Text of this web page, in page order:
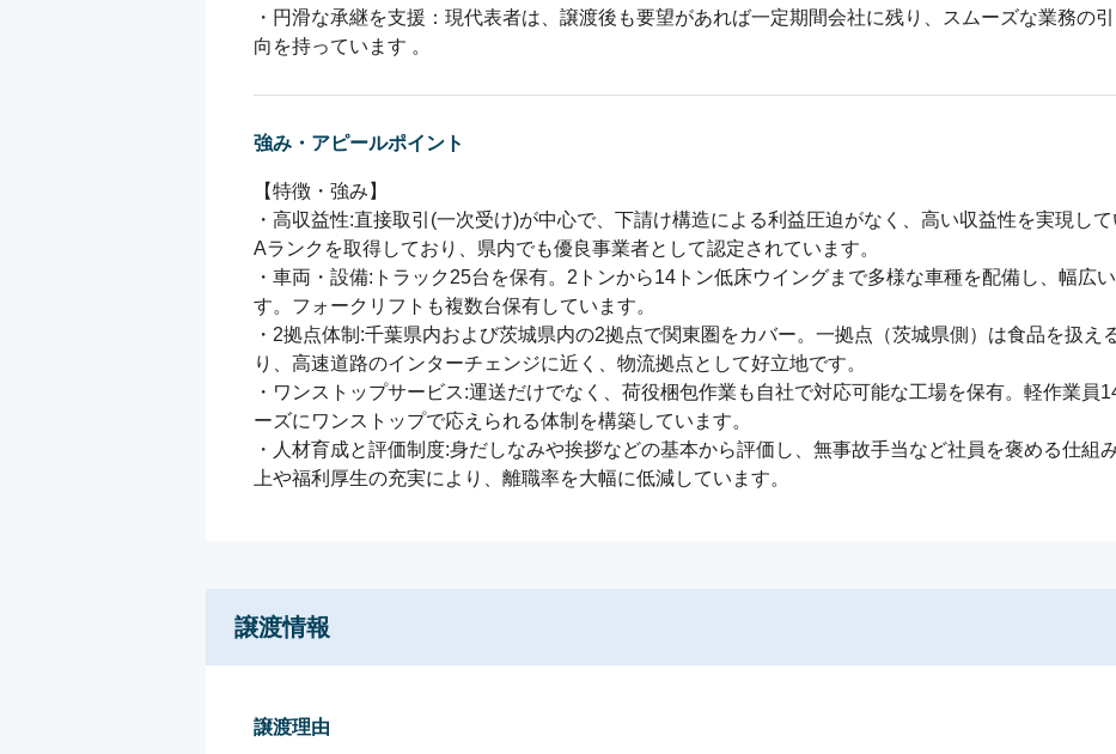
・円滑な承継を支援：現代表者は、譲渡後も要望があれば一定期間会社に残り、スムーズな業務の
向を持っています 。
強み・アピールポイント
【特徴・強み】
・高収益性:直接取引(一次受け)が中心で、下請け構造による利益圧迫がなく、高い収益性を実現し
Aランクを取得しており、県内でも優良事業者として認定されています。
・車両・設備:トラック25台を保有。2トンから14トン低床ウイングまで多様な車種を配備し、幅広
す。フォークリフトも複数台保有しています。
・2拠点体制:千葉県内および茨城県内の2拠点で関東圏をカバー。一拠点（茨城県側）は食品を扱え
り、高速道路のインターチェンジに近く、物流拠点として好立地です。
・ワンストップサービス:運送だけでなく、荷役梱包作業も自社で対応可能な工場を保有。軽作業員
ーズにワンストップで応えられる体制を構築しています。
・人材育成と評価制度:身だしなみや挨拶などの基本から評価し、無事故手当など社員を褒める仕組
上や福利厚生の充実により、離職率を大幅に低減しています。
譲渡情報
譲渡理由